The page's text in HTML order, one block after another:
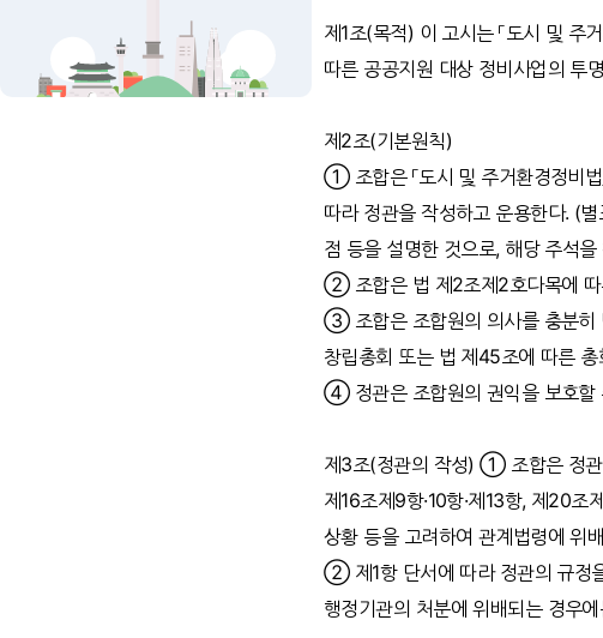
제1조(목적) 이 고시는 「도시 및 주
따른 공공지원 대상 정비사업의 투
제2조(기본원칙)
① 조합은 「도시 및 주거환경정비
따라 정관을 작성하고 운용한다. (별
점 등을 설명한 것으로, 해당 주석
② 조합은 법 제2조제2호다목에 따
③ 조합은 조합원의 의사를 충분히
창립총회 또는 법 제45조에 따른
④ 정관은 조합원의 권익을 보호할
제3조(정관의 작성) ① 조합은 정관
제16조제9항·10항·제13항, 제20
상황 등을 고려하여 관계법령에 위
② 제1항 단서에 따라 정관의 규정
행정기관의 처분에 위배되는 경우